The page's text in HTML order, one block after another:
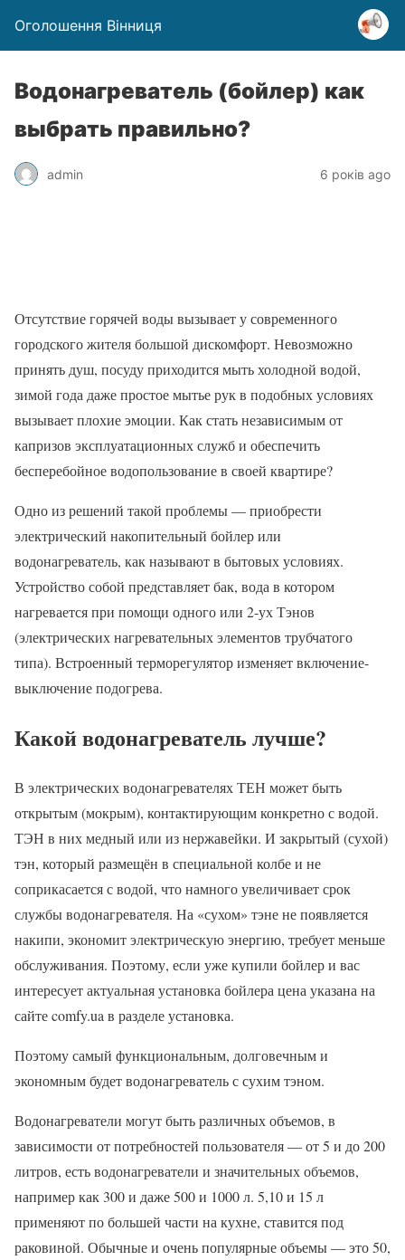
Оголошення Вінниця
Водонагреватель (бойлер) как
выбрать правильно?
admin 6 років ago
Отсутствие горячей воды вызывает у современного
городского жителя большой дискомфорт. Невозможно
принять душ, посуду приходится мыть холодной водой,
зимой года даже простое мытье рук в подобных условиях
вызывает плохие эмоции. Как стать независимым от
капризов эксплуатационных служб и обеспечить
бесперебойное водопользование в своей квартире?
Одно из решений такой проблемы — приобрести
электрический накопительный бойлер или
водонагреватель, как называют в бытовых условиях.
Устройство собой представляет бак, вода в котором
нагревается при помощи одного или 2-ух Тэнов
(электрических нагревательных элементов трубчатого
типа). Встроенный терморегулятор изменяет включение-
выключение подогрева.
Какой водонагреватель лучше?
В электрических водонагревателях ТЕН может быть
открытым (мокрым), контактирующим конкретно с водой.
ТЭН в них медный или из нержавейки. И закрытый (сухой)
тэн, который размещён в специальной колбе и не
соприкасается с водой, что намного увеличивает срок
службы водонагревателя. На «сухом» тэне не появляется
накипи, экономит электрическую энергию, требует меньше
обслуживания. Поэтому, если уже купили бойлер и вас
интересует актуальная установка бойлера цена указана на
сайте comfy.ua в разделе установка.
Поэтому самый функциональным, долговечным и
экономным будет водонагреватель с сухим тэном.
Водонагреватели могут быть различных объемов, в
зависимости от потребностей пользователя — от 5 и до 200
литров, есть водонагреватели и значительных объемов,
например как 300 и даже 500 и 1000 л. 5,10 и 15 л
применяют по большей части на кухне, ставится под
раковиной. Обычные и очень популярные объемы — это 50,